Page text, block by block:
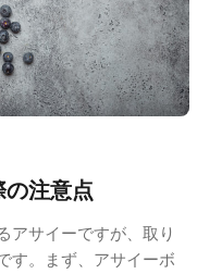
注意点
アサイーですが、取り
す。まず、アサイーボ